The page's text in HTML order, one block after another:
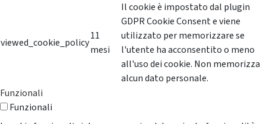
viewed_cookie_policy
11
mesi
Il cookie è impostato dal plugin
GDPR Cookie Consent e viene
utilizzato per memorizzare se
l'utente ha acconsentito o meno
all'uso dei cookie. Non memorizza
alcun dato personale.
Funzionali
Funzionali